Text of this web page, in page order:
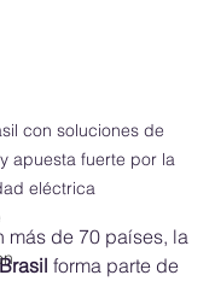
con soluciones de
apuesta fuerte por la
eléctrica
más de 70 países, la
forma parte de